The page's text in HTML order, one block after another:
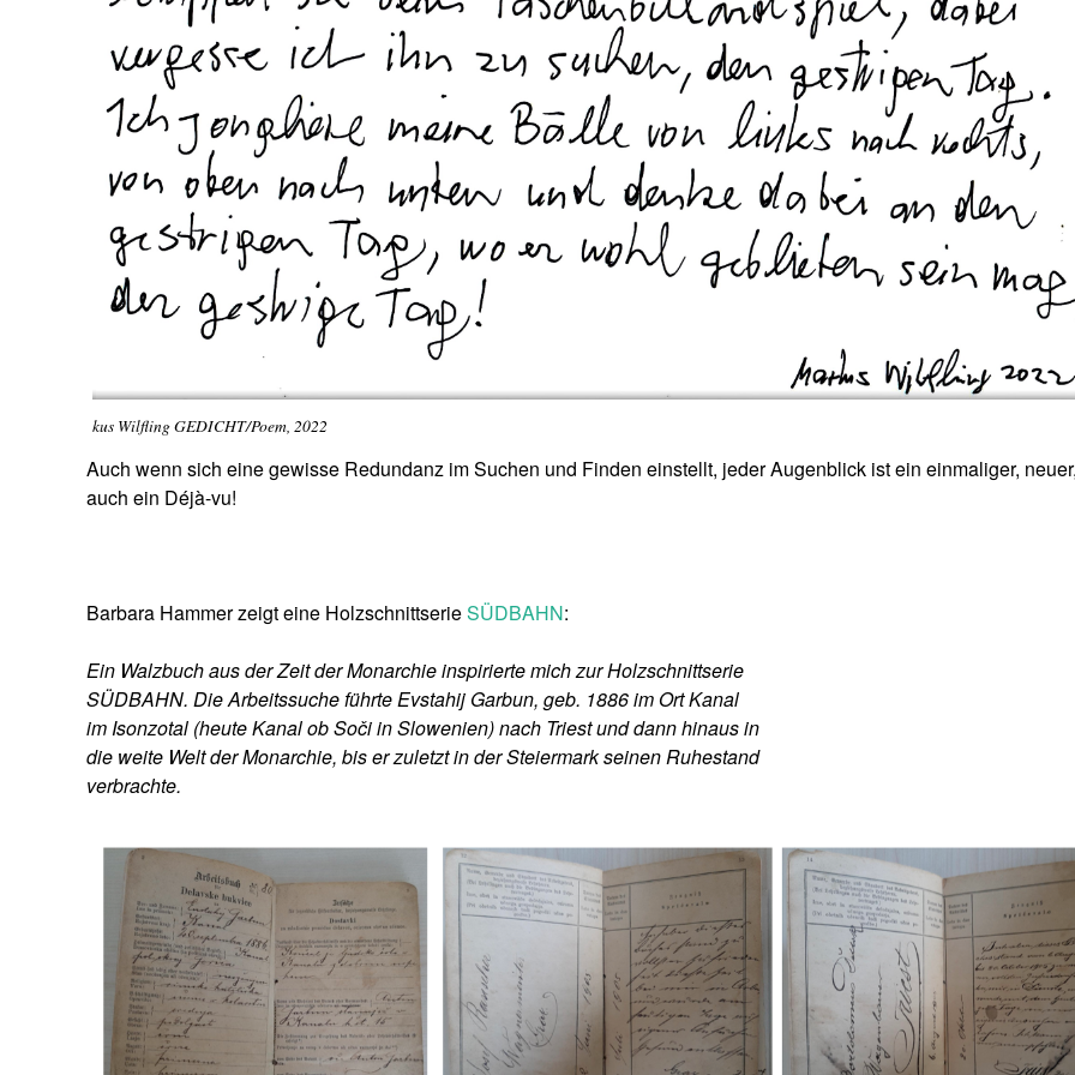
kus Wilfling GEDICHT/Poem, 2022
Auch wenn sich eine gewisse Redundanz im Suchen und Finden einstellt, jeder Augenblick ist ein einmaliger,
auch ein Déjà-vu!
Barbara Hammer zeigt eine HolzschnittserieSÜDBAHN:
Ein Walzbuch aus der Zeit der Monarchie inspirierte mich zur Holzschnittserie
SÜDBAHN. Die Arbeitssuche führte Evstahij Garbun, geb. 1886 im Ort Kanal
im Isonzotal (heute Kanal ob Soči in Slowenien) nach Triest und dann hinaus in
die weite Welt der Monarchie, bis er zuletzt in der Steiermark seinen Ruhestand
verbrachte.